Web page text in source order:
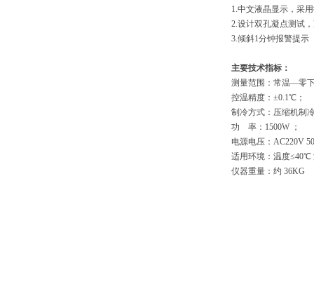
1.中文液晶显示，采
2.设计双孔凝点测试
3.倾斜1分钟报警提示
主要技术指标：
测量范围：常温—零
控温精度：±0.1℃；
制冷方式：压缩机制
功 率：1500W ；
电源电压：AC220V
适用环境：温度≤40℃
仪器重量：约 36KG